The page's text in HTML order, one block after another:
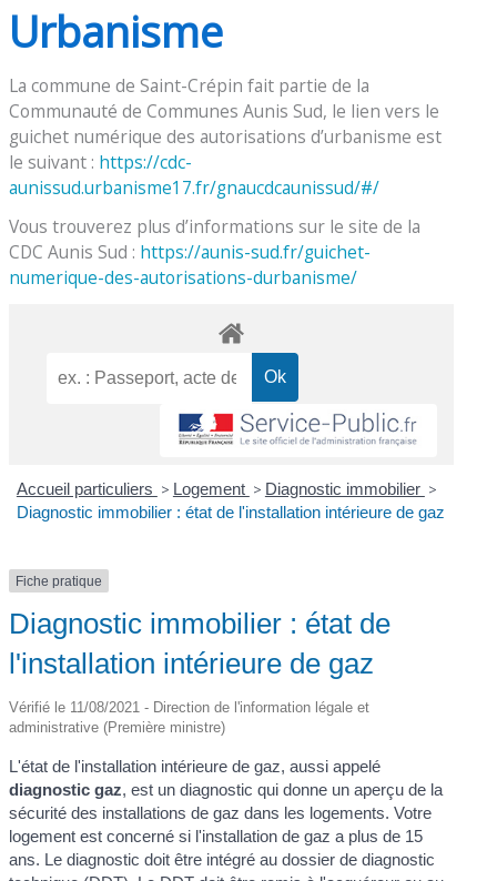
Urbanisme
La commune de Saint-Crépin fait partie de la
Communauté de Communes Aunis Sud, le lien vers le
guichet numérique des autorisations d’urbanisme est
le suivant : https://cdc-
aunissud.urbanisme17.fr/gnaucdcaunissud/#/
Vous trouverez plus d’informations sur le site de la
CDC Aunis Sud : https://aunis-sud.fr/guichet-
numerique-des-autorisations-durbanisme/
Accueil particuliers > Logement > Diagnostic immobilier >
Diagnostic immobilier : état de l'installation intérieure de gaz
Fiche pratique
Diagnostic immobilier : état de
l'installation intérieure de gaz
Vérifié le 11/08/2021 - Direction de l'information légale et
administrative (Première ministre)
L'état de l'installation intérieure de gaz, aussi appelé
diagnostic gaz, est un diagnostic qui donne un aperçu de la
sécurité des installations de gaz dans les logements. Votre
logement est concerné si l'installation de gaz a plus de 15
ans. Le diagnostic doit être intégré au dossier de diagnostic